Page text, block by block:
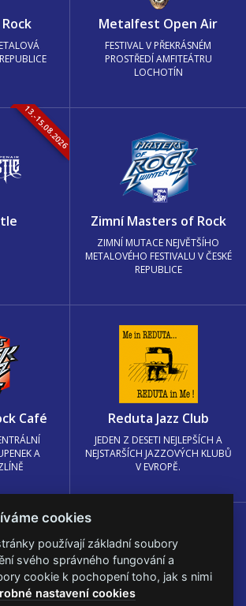
Metalfest Open Air
FESTIVAL V PŘEKRÁSNÉM
PROSTŘEDÍ AMFITEÁTRU
LOCHOTÍN
13.-15.08.2026
Zimní Masters of Rock
ZIMNÍ MUTACE NEJVĚTŠÍHO
METALOVÉHO FESTIVALU V ČESKÉ
REPUBLICE
Café
A
Reduta Jazz Club
JEDEN Z DESETI NEJLEPŠÍCH A
NEJSTARŠÍCH JAZZOVÝCH KLUBŮ
V EVROPĚ.
nastavení cookies.
cookies
používají základní soubory
svého správného fungování a
cookie k pochopení toho, jak s nimi
nastavení cookies